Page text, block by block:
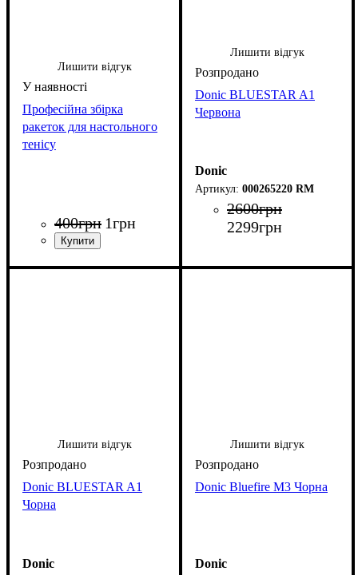
Лишити відгук
Професійна збірка
ракеток для настольного
тенісу
400грн 1грн
Лишити відгук
Donic BLUESTAR A1
Червона
Donic
000265220 RM
2600грн
2299грн
Лишити відгук
Donic BLUESTAR A1
Чорна
Donic
Лишити відгук
Donic Bluefire M3 Чорна
Donic